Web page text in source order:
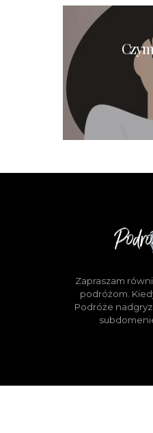
Zapraszam
podróżom.
Podróże